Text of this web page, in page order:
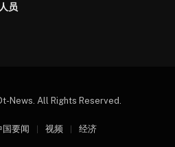
员
News. All Rights Reserved.
国要闻 视频 经济